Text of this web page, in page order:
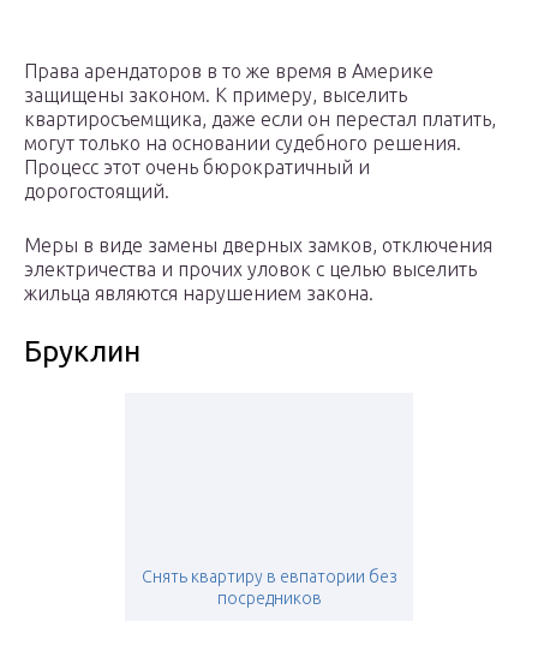
Права арендаторов в то же время в Америке
защищены законом. К примеру, выселить
квартиросъемщика, даже если он перестал платить,
могут только на основании судебного решения.
Процесс этот очень бюрократичный и
дорогостоящий.
Меры в виде замены дверных замков, отключения
электричества и прочих уловок с целью выселить
жильца являются нарушением закона.
Бруклин
Снять квартиру в евпатории без
посредников